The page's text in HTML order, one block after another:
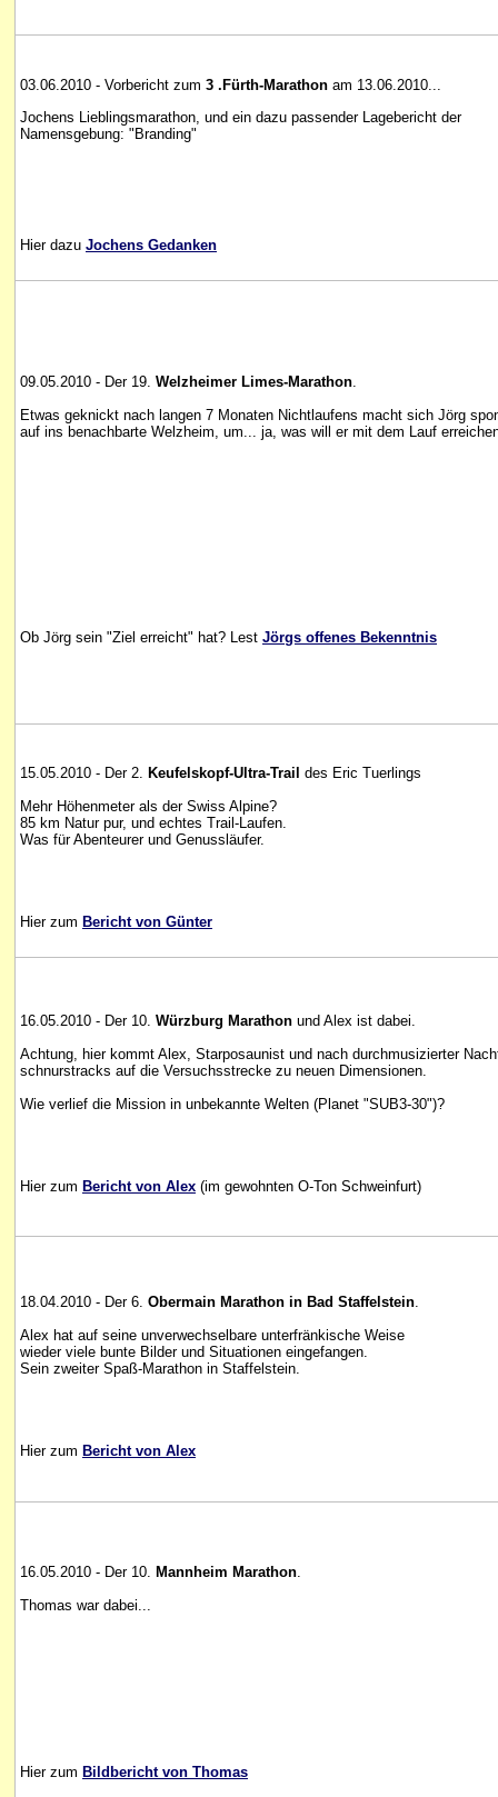
03.06.2010 - Vorbericht zum 3 .Fürth-Marathon am 13.06.2010...
Jochens Lieblingsmarathon, und ein dazu passender Lagebericht der
Namensgebung: "Branding"
Hier dazu Jochens Gedanken
09.05.2010 - Der 19. Welzheimer Limes-Marathon.
Etwas geknickt nach langen 7 Monaten Nichtlaufens macht sich Jörg
auf ins benachbarte Welzheim, um... ja, was will er mit dem Lauf
Ob Jörg sein "Ziel erreicht" hat? Lest Jörgs offenes Bekenntnis
15.05.2010 - Der 2. Keufelskopf-Ultra-Trail des Eric Tuerlings
Mehr Höhenmeter als der Swiss Alpine?
85 km Natur pur, und echtes Trail-Laufen.
Was für Abenteurer und Genussläufer.
Hier zum Bericht von Günter
16.05.2010 - Der 10. Würzburg Marathon und Alex ist dabei.
Achtung, hier kommt Alex, Starposaunist und nach durchmusizierter
schnurstracks auf die Versuchsstrecke zu neuen Dimensionen.
Wie verlief die Mission in unbekannte Welten (Planet "SUB3-30")?
Hier zum Bericht von Alex (im gewohnten O-Ton Schweinfurt)
18.04.2010 - Der 6. Obermain Marathon in Bad Staffelstein.
Alex hat auf seine unverwechselbare unterfränkische Weise
wieder viele bunte Bilder und Situationen eingefangen.
Sein zweiter Spaß-Marathon in Staffelstein.
Hier zum Bericht von Alex
16.05.2010 - Der 10. Mannheim Marathon.
Thomas war dabei...
Hier zum Bildbericht von Thomas